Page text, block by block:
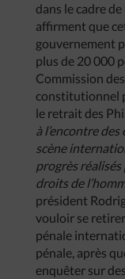
dans le cadre
affirment que
gouvernement
plus de 20 000
Commission
constitutionnel
le retrait des
à l’encontre
scène
progrès
droits de
président
vouloir se
pénale
pénale, après
enquêter sur